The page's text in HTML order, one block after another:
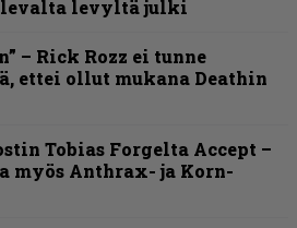
levyltä julki
– Rick Rozz ei tunne
ettei ollut mukana Deathin
Tobias Forgelta Accept –
myös Anthrax- ja Korn-